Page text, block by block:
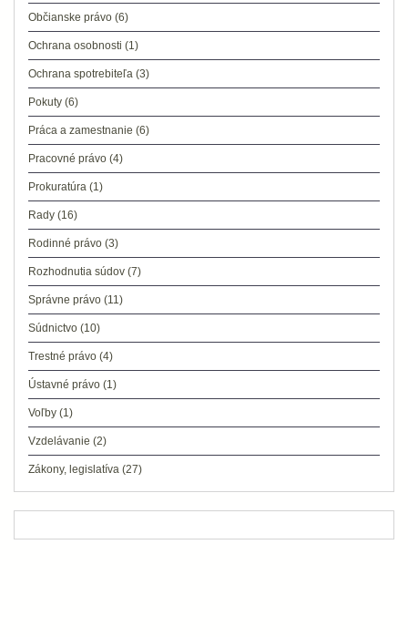
Občianske právo (6)
Ochrana osobnosti (1)
Ochrana spotrebiteľa (3)
Pokuty (6)
Práca a zamestnanie (6)
Pracovné právo (4)
Prokuratúra (1)
Rady (16)
Rodinné právo (3)
Rozhodnutia súdov (7)
Správne právo (11)
Súdnictvo (10)
Trestné právo (4)
Ústavné právo (1)
Voľby (1)
Vzdelávanie (2)
Zákony, legislatíva (27)